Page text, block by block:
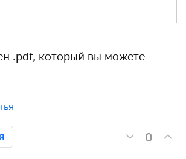
.pdf, который вы можете
0